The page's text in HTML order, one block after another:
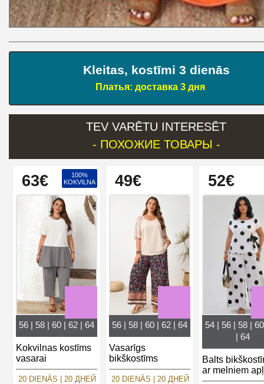
Kleitas, kostīmi 3 dienās
Платья: доставка 3 дня
TEV VARĒTU INTERESĒT
- ПОХОЖИЕ ТОВАРЫ -
63€
100%
KOKVILNA
56 | 58 | 60 | 62 | 64
Kokvilnas kostīms
vasarai
20 DIENĀS | 20 ДНЕЙ
49€
56 | 58 | 60 | 62 | 64
Vasarīgs
bikškostīms
20 DIENĀS | 20 ДНЕЙ
52€
54 | 56 | 58 |
| 64
Balts
ar melniem